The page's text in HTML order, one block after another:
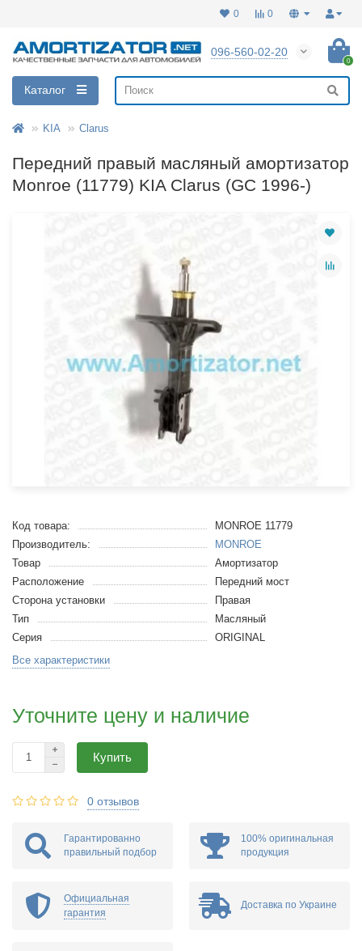
0
0
096-560-02-20
0
Каталог
KIA Clarus
Передний правый масляный амортизатор
Monroe (11779) KIA Clarus (GC 1996-)
Код товара:
MONROE 11779
Производитель:
MONROE
Товар
Амортизатор
Расположение
Передний мост
Сторона установки
Правая
Тип
Масляный
Серия
ORIGINAL
Все характеристики
Уточните цену и наличие
Купить
0 отзывов
Гарантированно
правильный подбор
100% оригинальная
продукция
Официальная
гарантия
Доставка по Украине